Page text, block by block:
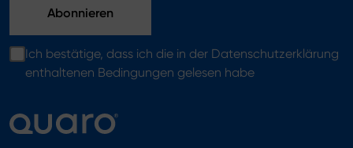
Ich bestätige, dass ich die in der Datenschutzerklärung
enthaltenen Bedingungen gelesen habe